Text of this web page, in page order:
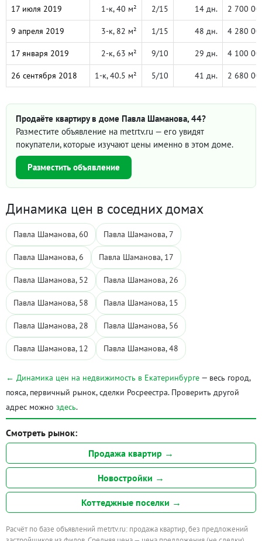
17 июля 2019 1-к, 40 м² 2/15 14 дн. 2 700
9 апреля 2019 3-к, 82 м² 1/15 48 дн. 4 280
17 января 2019 2-к, 63 м² 9/10 29 дн. 4 100
26 сентября 2018 1-к, 40.5 м² 5/10 41 дн. 2 680
Продаёте квартиру в доме Павла Шаманова, 44?
Разместите объявление на metrtv.ru — его увидят
покупатели, которые изучают цены именно в этом доме.
Разместить объявление
Динамика цен в соседних домах
Павла Шаманова, 60 Павла Шаманова, 7
Павла Шаманова, 6 Павла Шаманова, 17
Павла Шаманова, 52 Павла Шаманова, 26
Павла Шаманова, 58 Павла Шаманова, 15
Павла Шаманова, 28 Павла Шаманова, 56
Павла Шаманова, 12 Павла Шаманова, 48
← Динамика цен на недвижимость в Екатеринбурге — весь город,
пояса, первичный рынок, сделки Росреестра. Проверить другой
адрес можно здесь.
Смотреть рынок:
Продажа квартир →
Новостройки →
Коттеджные поселки →
Расчёт по базе объявлений metrtv.ru: продажа квартир, без предложений